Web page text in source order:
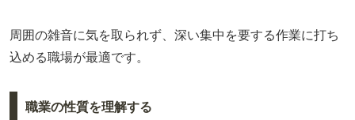
周囲の雑音に気を取られず、深い集中を要する作業に打ち
込める職場が最適です。
職業の性質を理解する